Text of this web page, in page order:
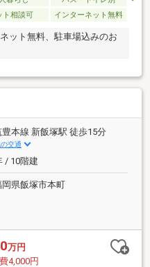
ト相談可 インターネット無料
ット無料、駐車場込みのお
豊本線 新飯塚駅 徒歩15分
交通
/ 10階建
岡県飯塚市本町
万円
4,000円